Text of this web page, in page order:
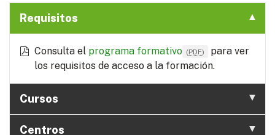
Requisitos
Consulta el programa formativo (PDF)
para ver
los requisitos de acceso a la formación.
Cursos
Centros